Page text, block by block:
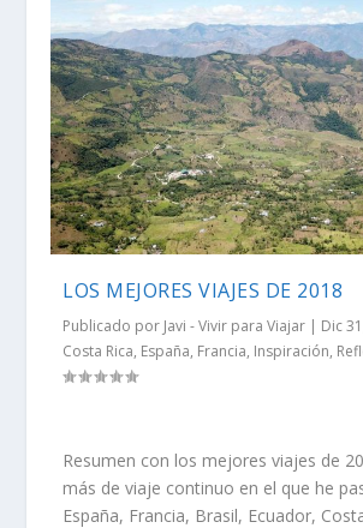
LOS MEJORES VIAJES DE 2018
Publicado por Javi - Vivir para Viajar | Dic
Costa Rica, España, Francia, Inspiración,
Resumen con los mejores viajes de
más de viaje continuo en el que he
España, Francia, Brasil, Ecuador,